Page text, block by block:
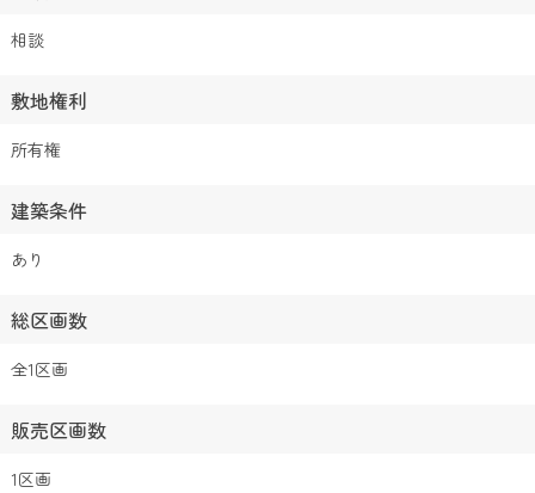
相談
敷地権利
所有権
建築条件
あり
総区画数
全1区画
販売区画数
1区画